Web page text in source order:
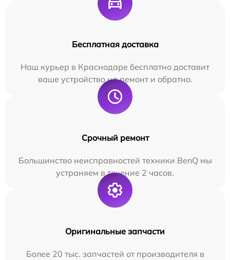
Бесплатная доставка
Наш курьер в Краснодаре бесплатно доставит
ваше устройство на ремонт и обратно.
Срочный ремонт
Большинство неисправностей техники BenQ мы
устраняем в течение 2 часов.
Оригинальные запчасти
Более 20 тыс. запчастей от производителя в